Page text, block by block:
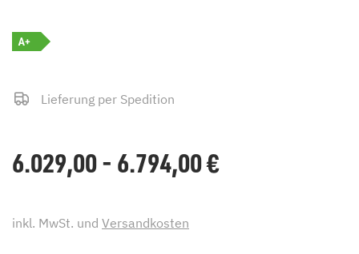
A+
Lieferung per Spedition
6.029,00 - 6.794,00€
inkl. MwSt. und Versandkosten